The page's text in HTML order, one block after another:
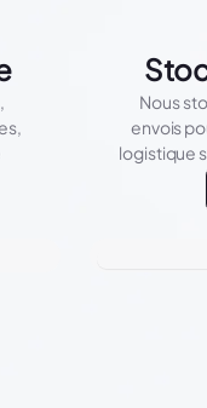
Nous
envois
logistique